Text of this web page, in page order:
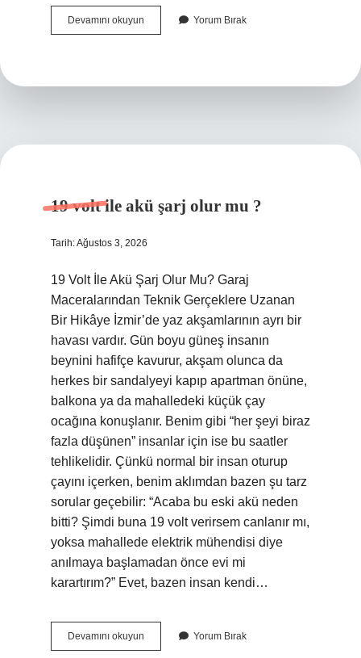
Devamını okuyun Avangard
dram
Yorum Bırak
19 volt ile akü şarj olur mu ?
Tarih: Ağustos 3, 2026
19 Volt İle Akü Şarj Olur Mu? Garaj
Maceralarından Teknik Gerçeklere Uzanan
Bir Hikâye İzmir’de yaz akşamlarının ayrı bir
havası vardır. Gün boyu güneş insanın
beynini hafifçe kavurur, akşam olunca da
herkes bir sandalyeyi kapıp apartman önüne,
balkona ya da mahalledeki küçük çay
ocağına konuşlanır. Benim gibi “her şeyi biraz
fazla düşünen” insanlar için ise bu saatler
tehlikelidir. Çünkü normal bir insan oturup
çayını içerken, benim aklımdan bazen şu tarz
sorular geçebilir: “Acaba bu eski akü neden
bitti? Şimdi buna 19 volt verirsem canlanır mı,
yoksa mahallede elektrik mühendisi diye
anılmaya başlamadan önce evi mi
karartırım?” Evet, bazen insan kendi…
Devamını okuyun
volt
Yorum Bırak